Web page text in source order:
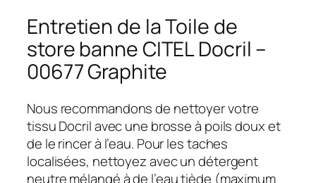
Entretien de la Toile de
store banne CITEL Docril –
00677 Graphite
Nous recommandons de nettoyer votre
tissu Docril avec une brosse à poils doux et
de le rincer à l’eau. Pour les taches
localisées, nettoyez avec un détergent
neutre mélangé à de l’eau tiède (maximum